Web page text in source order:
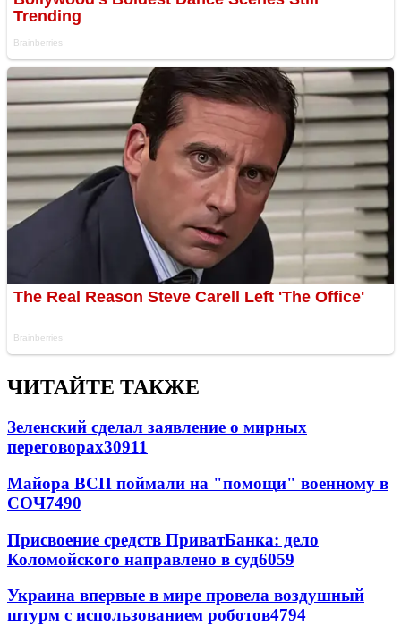
ЧИТАЙТЕ ТАКЖЕ
Зеленский сделал заявление о мирных
переговорах30911
Майора ВСП поймали на "помощи" военному в
СОЧ7490
Присвоение средств ПриватБанка: дело
Коломойского направлено в суд6059
Украина впервые в мире провела воздушный
штурм с использованием роботов4794